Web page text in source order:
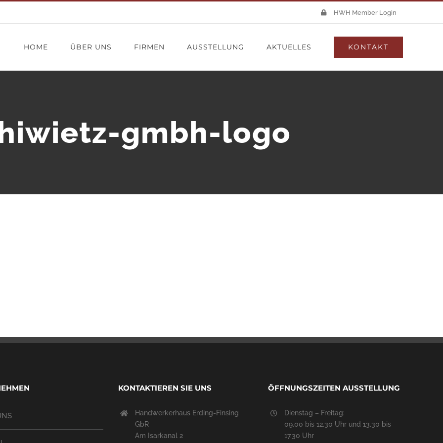
HWH Member Login
HOME ÜBER UNS FIRMEN AUSSTELLUNG AKTUELLES KONTAKT
gmbh-logo
KONTAKTIEREN SIE UNS
Handwerkerhaus Erding-Finsing
GbR
Am Isarkanal 2
ÖFFNUNGSZEITEN AUSSTELLUNG
Dienstag – Freitag:
09.00 bis 12.30 Uhr und 13.30 bis
17.30 Uhr